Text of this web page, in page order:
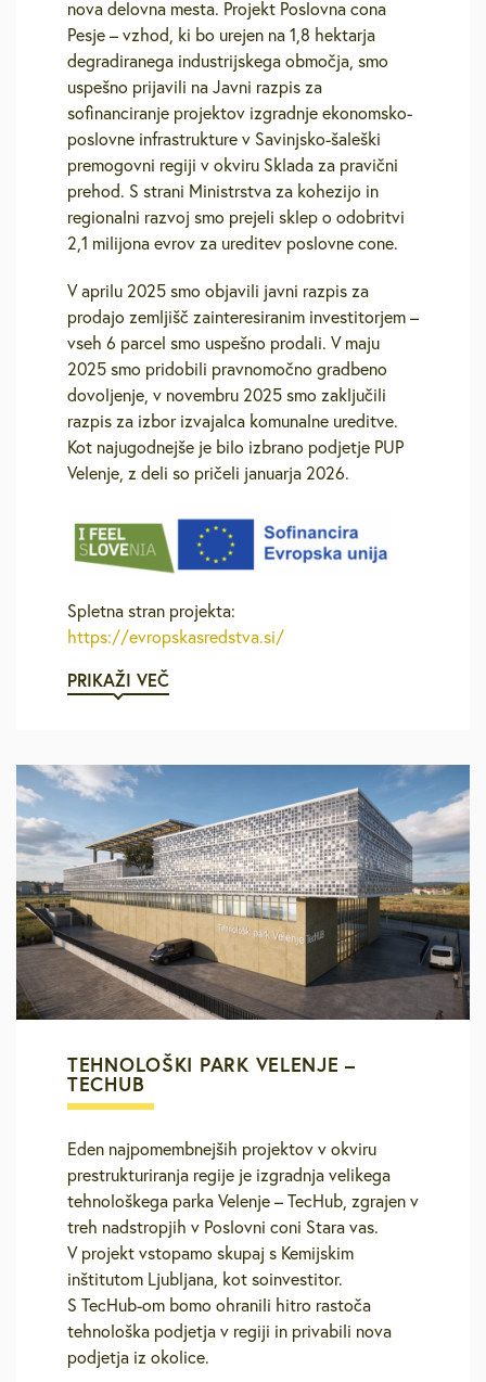
nova delovna mesta. Projekt Poslovna cona
Pesje – vzhod, ki bo urejen na 1,8 hektarja
degradiranega industrijskega območja, smo
uspešno prijavili na Javni razpis za
sofinanciranje projektov izgradnje ekonomsko-
poslovne infrastrukture v Savinjsko-šaleški
premogovni regiji v okviru Sklada za pravični
prehod. S strani Ministrstva za kohezijo in
regionalni razvoj smo prejeli sklep o odobritvi
2,1 milijona evrov za ureditev poslovne cone.
V aprilu 2025 smo objavili javni razpis za
prodajo zemljišč zainteresiranim investitorjem –
vseh 6 parcel smo uspešno prodali. V maju
2025 smo pridobili pravnomočno gradbeno
dovoljenje, v novembru 2025 smo zaključili
razpis za izbor izvajalca komunalne ureditve.
Kot najugodnejše je bilo izbrano podjetje PUP
Velenje, z deli so pričeli januarja 2026.
Spletna stran projekta:
https://evropskasredstva.si/
PRIKAŽI VEČ
TEHNOLOŠKI PARK VELENJE –
TECHUB
Eden najpomembnejših projektov v okviru
prestrukturiranja regije je izgradnja velikega
tehnološkega parka Velenje – TecHub, zgrajen v
treh nadstropjih v Poslovni coni Stara vas.
V projekt vstopamo skupaj s Kemijskim
inštitutom Ljubljana, kot soinvestitor.
S TecHub-om bomo ohranili hitro rastoča
tehnološka podjetja v regiji in privabili nova
podjetja iz okolice.